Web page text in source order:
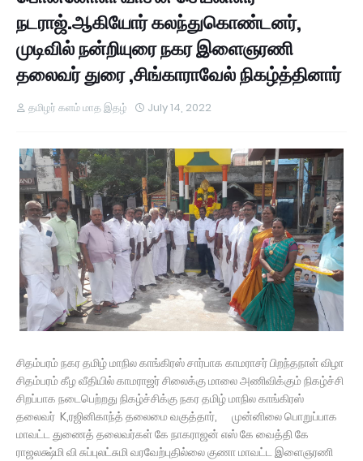
நடராஜ்.ஆகியோர் கலந்துகொண்டனர்,
முடிவில் நன்றியுரை நகர இளைஞரணி
தலைவர் துரை ,சிங்காராவேல் நிகழ்த்தினார்
தமிழர் களம் மாத இதழ் July 14, 2022
சிதம்பரம் நகர தமிழ் மாநில காங்கிரஸ் சார்பாக காமராசர் பிறந்தநாள் விழா
சிதம்பரம் கீழ வீதியில் காமராஜர் சிலைக்கு மாலை அணிவிக்கும் நிகழ்ச்சி
சிறப்பாக நடைபெற்றது நிகழ்ச்சிக்கு நகர தமிழ் மாநில காங்கிரஸ்
தலைவர் K,ரஜினிகாந்த் தலைமை வகுத்தார், முன்னிலை பொறுப்பாக
மாவட்ட துணைத் தலைவர்கள் கே நாகராஜன் எஸ் கே வைத்தி கே
ராஜலக்ஷ்மி வி சுப்புலட்சுமி வரவேற்புதில்லை குணா மாவட்ட இளைஞரணி